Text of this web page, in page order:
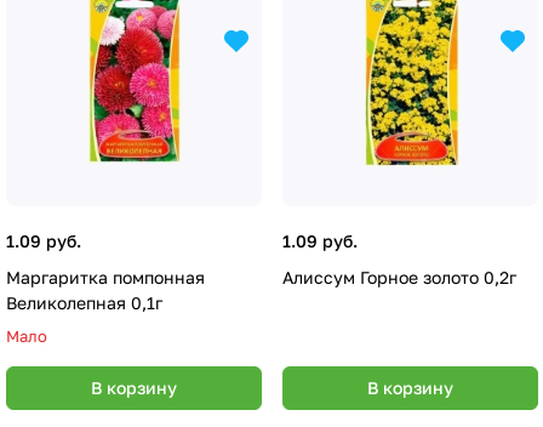
1.09 руб.
Маргаритка помпонная
Великолепная 0,1г
Мало
В корзину
1.09 руб.
Алиссум Горное золото 0,2г
В корзину